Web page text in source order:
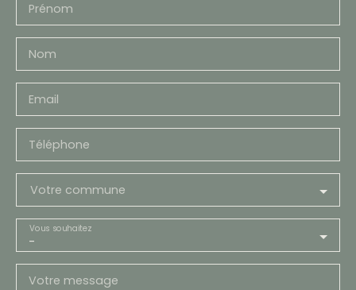
Prénom
Nom
Email
Téléphone
Votre commune
-
Vous souhaitez
Votre message